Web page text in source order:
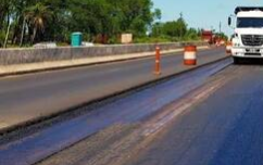
Mundial 2026
Eventos Corporativos
El Cronista Studio
Mediakit